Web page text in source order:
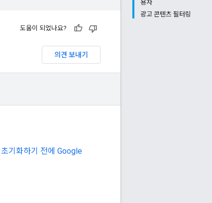
용자
광고 콘텐츠 필터링
도움이 되었나요?
의견 보내기
초기화하기 전에 Google